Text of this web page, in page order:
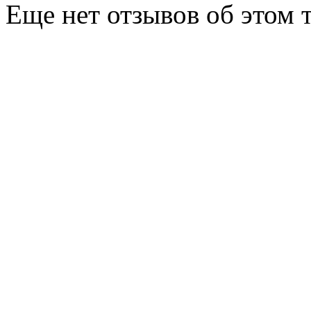
Еще нет отзывов об этом